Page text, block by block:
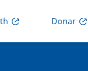
Donar